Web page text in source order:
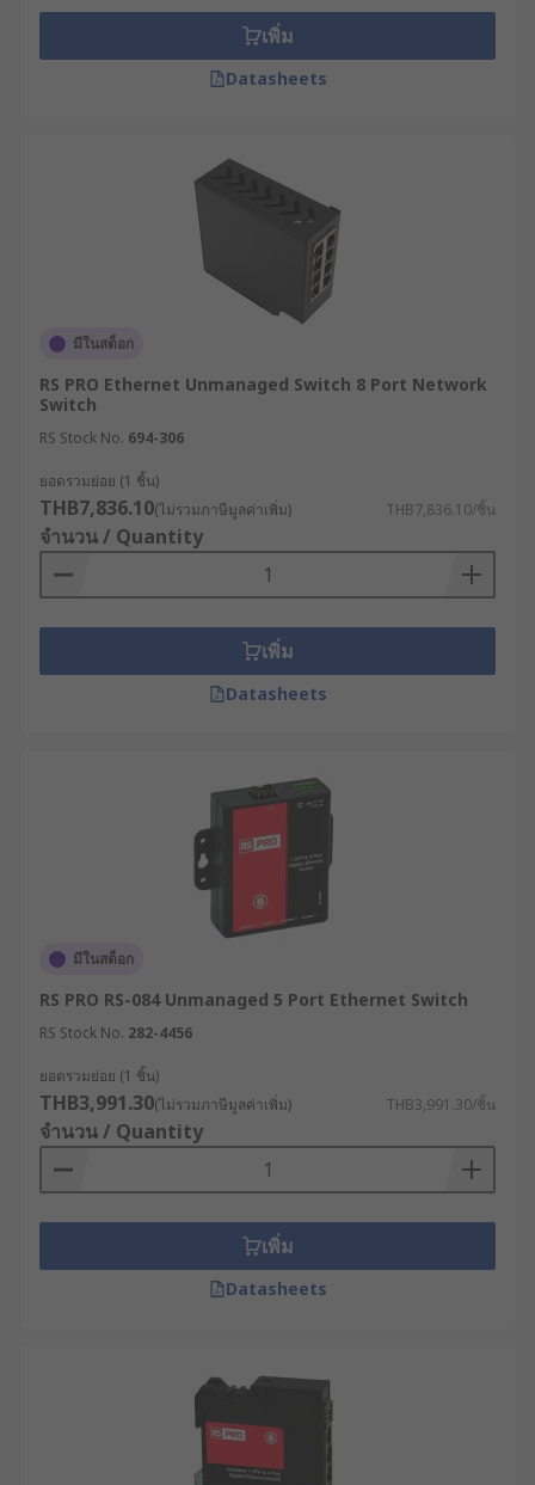
อย่างสมบูรณ์
สภาพแวดล้อมในการติดตั้ง : เป็นปัจจัยชี้ขาดว่า
คุณต้องการอุปกรณ์เกรดพาณิชย์ สำหรับห้อง
ปัจจัยเพิ่มเติมที่ควรพิจารณา
ในการเลือกซื้อเน็ตเวิร์กสวิตซ์
ความจุการประมวลผลและแบนด์วิดท์ : ปัจจัยนี้จะ
เป็นตัวกำหนดปริมาณข้อมูลที่สวิตช์สามารถ
ประมวลผลได้พร้อมกัน ซึ่งส่งผลโดยตรงต่อ
ประสิทธิภาพการทำงานในระบบเครือข่าย
อุตสาหกรรมที่มีการรับส่งข้อมูลอย่างหนาแน่น
การรองรับฟังก์ชัน QoS เพื่อจัดลำดับความสำคัญ
ของข้อมูล : ระบบนี้จะช่วยให้ความสำคัญกับแพ็ก
เกจข้อมูลที่สำคัญที่สุดก่อน เช่น สัญญาณควบคุม
การทำงาน เพื่อให้มั่นใจว่าแอปพลิเคชันหรือ
ระบบที่ต้องการความแม่นยำเรื่องเวลาจะทำงาน
ได้อย่างเสถียรและตอบสนองได้ทันท่วงที
โปรโตคอลระบบสำรองเครือข่าย : ฟีเจอร์ต่าง ๆ
เช่น โปรโตคอลการเชื่อมต่อแบบวงแหวน หรือ
การสำรองเส้นทางข้อมูล จะช่วยเพิ่มความ
มาตรฐานการทนทานต่อสภาพแวดล้อม :
เน็ตเวิร์กสวิตช์เกรดอุตสาหกรรมอาจจำเป็นต้องมี
คุณสมบัติรองรับช่วงอุณหภูมิที่กว้างเป็นพิเศษ
หรือต้องผ่านการรับรองมาตรฐานเฉพาะทาง
ทั้งนี้ขึ้นอยู่กับสภาวะแวดล้อมของพื้นที่หน้างานที่
นำไปติดตั้ง
อินเทอร์เฟซการจัดการและระบบตรวจสอบ
วิเคราะห์ : ระบบการตั้งค่าผ่านหน้าเว็บหรือระบบ
รวมประสิทธิภาพของเครือข่าย ทำให้การ
วิเคราะห์หาจุดบกพร่องและการบำรุงรักษา
สามารถทำได้ง่ายและรวดเร็วยิ่งขึ้น
ตัวอย่างการใช้เน็ตเวิร์ก
สวิตซ์อุตสาหกรรมต่าง ๆ
ระบบอัตโนมัติในสายการผลิต : ในโรงงาน
แขนกล ระบบ PLC และหน้าจอ HMI จำเป็นต้อง
แลกเปลี่ยนข้อมูลกันในระดับมิลลิวินาที สวิตช์
อุตสาหกรรมจะนำมาใช้เพื่อสร้างเครือข่ายแบบ
วงแหวนที่มีระบบสำรองเส้นทางข้อมูล
เพิ่ม
Datasheets
มีในสต็อก
RS PRO Ethernet Unmanaged Switch 8 Port Network
Switch
RS Stock No. 694-306
ยอดรวมย่อย (1 ชิ้น)
THB7,836.10(ไม่รวมภาษีมูลค่าเพิ่ม) THB7,836.10/ชิ้น
จำนวน / Quantity
เพิ่ม
Datasheets
มีในสต็อก
RS PRO RS-084 Unmanaged 5 Port Ethernet Switch
RS Stock No. 282-4456
ยอดรวมย่อย (1 ชิ้น)
THB3,991.30(ไม่รวมภาษีมูลค่าเพิ่ม) THB3,991.30/ชิ้น
จำนวน / Quantity
เพิ่ม
Datasheets